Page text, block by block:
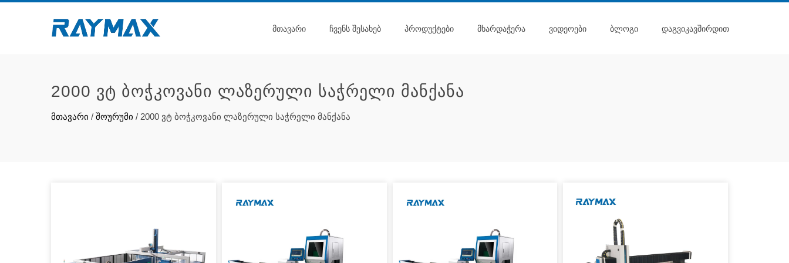
ᲛᲗᲐᲕᲐᲠᲘ ᲩᲕᲔᲜᲡ ᲨᲔᲡᲐᲮᲔᲑ ᲞᲠᲝᲓᲣᲥᲢᲔᲑᲘ ᲛᲮᲐᲠᲓᲐᲭᲔᲠᲐ ᲕᲘᲓᲔᲝᲔᲑᲘ ᲑᲚᲝᲒᲘ ᲓᲐᲒᲕᲘᲙᲐᲕᲨᲘᲠᲓᲘᲗ
2000 ᲕᲢ ᲑᲝᲭᲙᲝᲕᲐᲜᲘ ᲚᲐᲖᲔᲠᲣᲚᲘ ᲡᲐᲭᲠᲔᲚᲘ ᲛᲐᲜᲥᲐᲜᲐ
მთავარი / შოურუმი / 2000 ვტ ბოჭკოვანი ლაზერული საჭრელი მანქანა